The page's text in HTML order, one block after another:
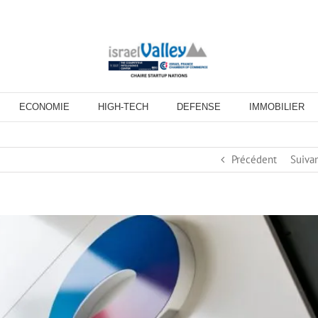
ECONOMIE HIGH-TECH DEFENSE IMMOBILIER
Précédent